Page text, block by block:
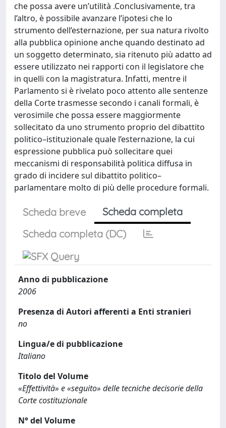
che possa avere un’utilità .Conclusivamente, tra
l’altro, è possibile avanzare l’ipotesi che lo
strumento dell’esternazione, per sua natura rivolto
alla pubblica opinione anche quando destinato ad
un soggetto determinato, sia ritenuto più adatto ad
essere utilizzato nei rapporti con il legislatore che
in quelli con la magistratura. Infatti, mentre il
Parlamento si è rivelato poco attento alle sentenze
della Corte trasmesse secondo i canali formali, è
verosimile che possa essere maggiormente
sollecitato da uno strumento proprio del dibattito
politico–istituzionale quale l’esternazione, la cui
espressione pubblica può sollecitare quei
meccanismi di responsabilità politica diffusa in
grado di incidere sul dibattito politico–
parlamentare molto di più delle procedure formali.
Scheda breve
Scheda completa
Scheda completa (DC)
Anno di pubblicazione
2006
Presenza di Autori afferenti a Enti stranieri
no
Lingua/e di pubblicazione
Italiano
Titolo del Volume
«Effettività» e «seguito» delle tecniche decisorie della
Corte costituzionale
N° del Volume